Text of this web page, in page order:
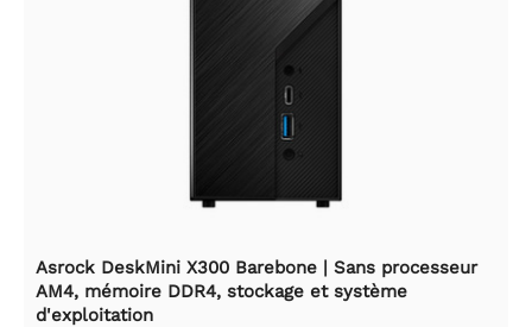
Asrock DeskMini X300 Barebone | Sans processeur
AM4, mémoire DDR4, stockage et système
d'exploitation